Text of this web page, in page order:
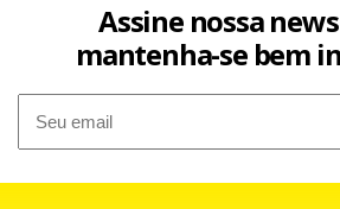
Assine nossa
mantenha-se bem